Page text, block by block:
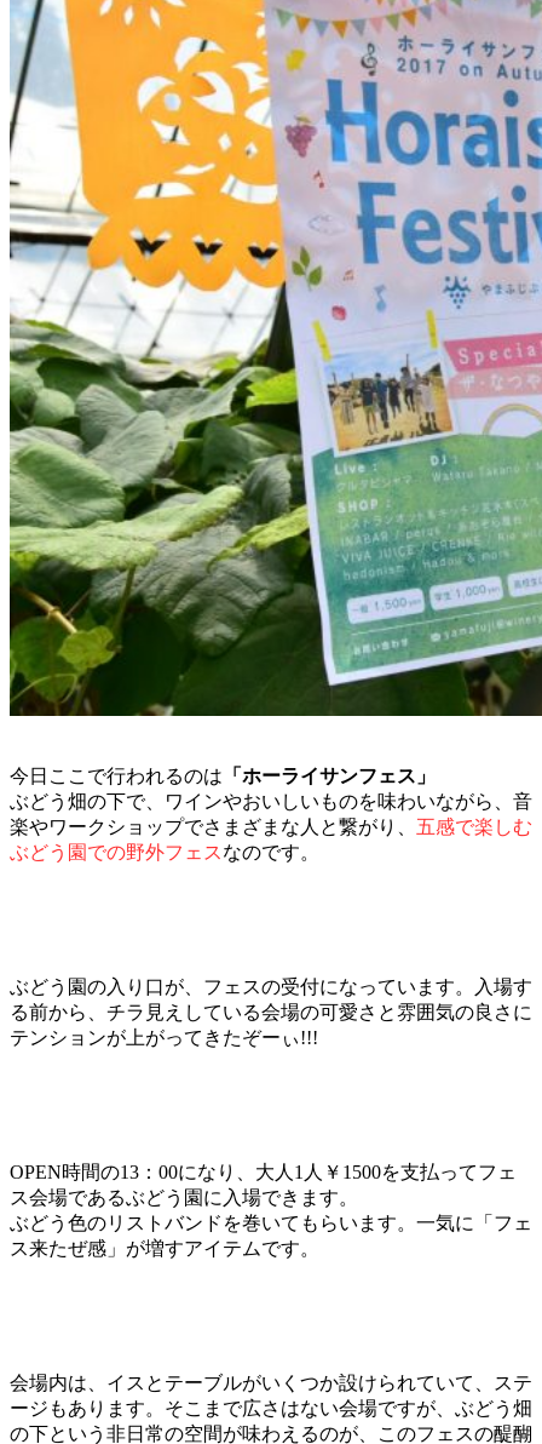
今日ここで行われるのは 「ホーライサンフェス」
ぶどう畑の下で、ワインやおいしいものを味わいながら、音
楽やワークショップでさまざまな人と繋がり、 五感で楽しむ
ぶどう園での野外フェスなのです。
ぶどう園の入り口が、フェスの受付になっています。入場す
る前から、チラ見えしている会場の可愛さと雰囲気の良さに
テンションが上がってきたぞーぃ!!!
OPEN時間の13：00になり、大人1人￥1500を支払ってフェ
ス会場であるぶどう園に入場できます。
ぶどう色のリストバンドを巻いてもらいます。一気に「フェ
ス来たぜ感」が増すアイテムです。
会場内は、イスとテーブルがいくつか設けられていて、ステ
ージもあります。そこまで広さはない会場ですが、ぶどう畑
の下という非日常の空間が味わえるのが、このフェスの醍醐